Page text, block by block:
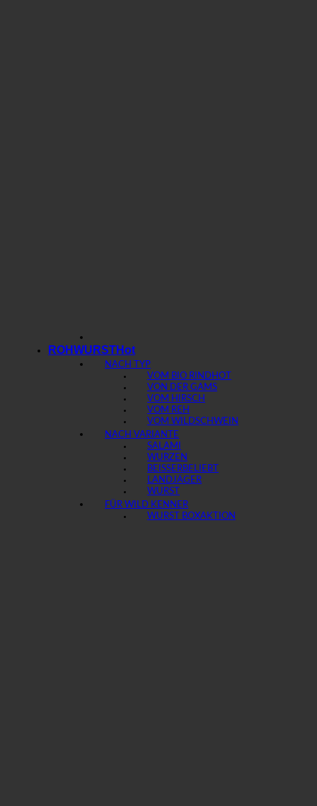
ROHWURST
NACH TYP
VOM BIO RIND
VON DER GAMS
VOM HIRSCH
VOM REH
VOM WILDSCHWEIN
NACH VARIANTE
SALAMI
WURZEN
BEISSER
LANDJÄGER
WURST
FÜR WILD KENNER
WURST BOX